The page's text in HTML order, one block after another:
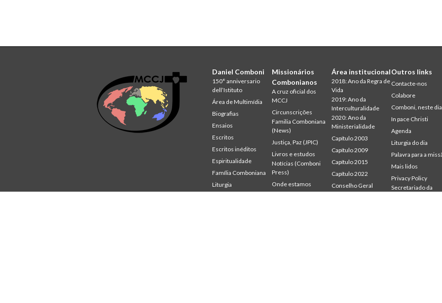
Daniel Comboni
150° anniversario
dell’Istituto
Área de Multimídia
Biografias
Ensaios
Escritos
Escritos inéditos
Espiritualidade
Família Comboniana
Liturgia
Studium
Missionários
Combonianos
A cruz oficial dos
MCCJ
Circunscrições
Familia Comboniana
(News)
Justiça, Paz (JPIC)
Livros e estudos
Notícias (Comboni
Press)
Onde estamos
Área institucional
2018: Ano da Regra de
Vida
2019: Ano da
Interculturalidade
2020: Ano da
Ministerialidade
Capítulo 2003
Capítulo 2009
Capítulo 2015
Capítulo 2022
Conselho Geral
Outros links
Contacte-nos
Colabore
Comboni, neste dia
In pace Christi
Agenda
Liturgia do dia
Palavra para a
Mais lidos
Privacy Policy
Secretariado da